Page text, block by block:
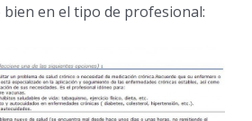
en el tipo de profesional: